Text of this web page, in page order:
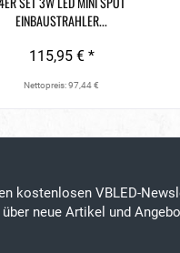
EINBAUSTRAHLER...
115,95 € *
Nettopreis: 97,44 €
kostenlosen VBLED-
neue Artikel und